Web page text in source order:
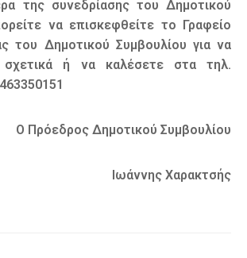
της συνεδρίασης του Δημοτικού
να επισκεφθείτε το Γραφείο
του Δημοτικού Συμβουλίου για να
σχετικά ή να καλέσετε στα τηλ.
Ο Πρόεδρος Δημοτικού Συμβουλίου
Ιωάννης Χαρακτσής